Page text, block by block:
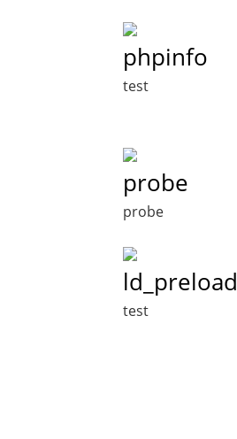
phpinfo
test
probe
probe
ld_preload
test